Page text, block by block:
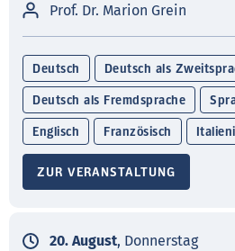
Prof. Dr. Marion Grein
Deutsch Deutsch als
Deutsch als Fremdsprache
Englisch Französisch
ZUR VERANSTALTUNG
20. August, Donnerstag